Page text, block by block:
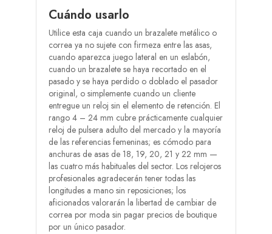
Cuándo usarlo
Utilice esta caja cuando un brazalete metálico o
correa ya no sujete con firmeza entre las asas,
cuando aparezca juego lateral en un eslabón,
cuando un brazalete se haya recortado en el
pasado y se haya perdido o doblado el pasador
original, o simplemente cuando un cliente
entregue un reloj sin el elemento de retención. El
rango 4 – 24 mm cubre prácticamente cualquier
reloj de pulsera adulto del mercado y la mayoría
de las referencias femeninas; es cómodo para
anchuras de asas de 18, 19, 20, 21 y 22 mm —
las cuatro más habituales del sector. Los relojeros
profesionales agradecerán tener todas las
longitudes a mano sin reposiciones; los
aficionados valorarán la libertad de cambiar de
correa por moda sin pagar precios de boutique
por un único pasador.